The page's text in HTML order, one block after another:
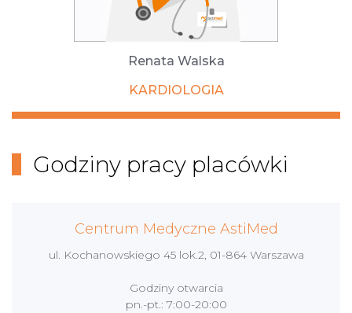
Renata Walska
KARDIOLOGIA
Godziny pracy placówki
Centrum Medyczne AstiMed
ul. Kochanowskiego 45 lok.2, 01-864 Warszawa
Godziny otwarcia
pn.-pt.: 7:00-20:00